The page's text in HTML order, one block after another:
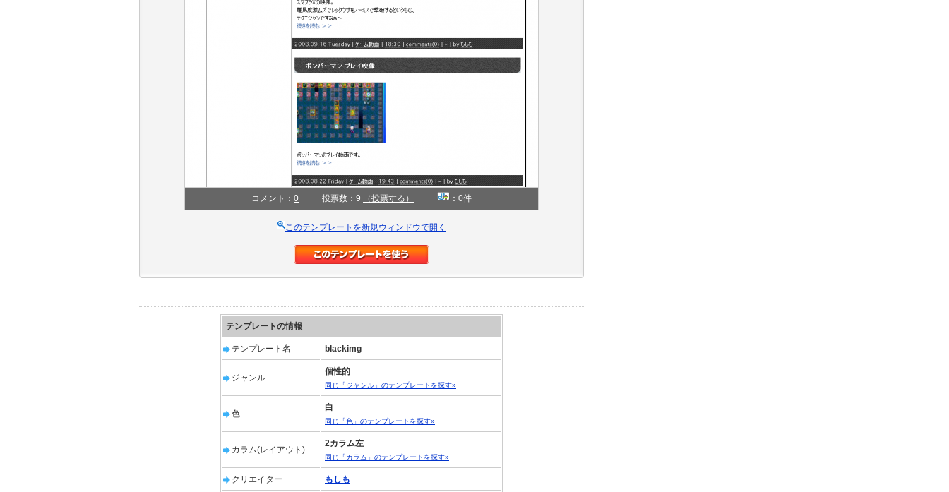
コメント： 0 投票数：9 （投票する） ：0件
このテンプレートを新規ウィンドウで開く
テンプレートの情報
テンプレート名 blackimg
ジャンル
個性的
同じ「ジャンル」のテンプレートを探す»
色
白
同じ「色」のテンプレートを探す»
カラム(レイアウト)
2カラム左
同じ「カラム」のテンプレートを探す»
クリエイター もしも